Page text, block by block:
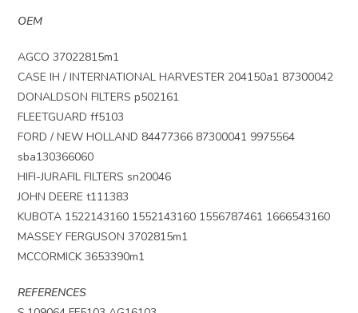
OEM
AGCO 37022815m1
CASE IH / INTERNATIONAL HARVESTER 204150a1 87300042
DONALDSON FILTERS p502161
FLEETGUARD ff5103
FORD / NEW HOLLAND 84477366 87300041 9975564
sba130366060
HIFI-JURAFIL FILTERS sn20046
JOHN DEERE t111383
KUBOTA 1522143160 1552143160 1556787461 1666543160
MASSEY FERGUSON 3702815m1
MCCORMICK 3653390m1
REFERENCES